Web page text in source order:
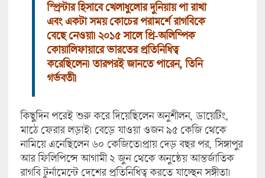
স্প্রিন্টার হিসাবে খেলাধুলোর দুনিয়ায় পা রাখা
এবং একটা সময় কোচের পরামর্শে রাগবিকে
বেছে নেওয়া। ২০১৫ সালে প্রি-অলিম্পিক
কোয়ালিফায়ারে ভারতের প্রতিনিধিত্ব
করেছিলেন। তারপরই জানতে পারেন, তিনি
গর্ভবতী।
কিছুদিন পরেই শুরু করে দিয়েছিলেন অনুশীলন, ডায়েটিং,
মাঠে ফেরার লড়াই। বেড়ে যাওয়া ওজন ৯৫ কেজি থেকে
নামিয়ে এনেছিলেন ৬০ কেজিতে।প্রায় দেড় বছর পর, সিঙ্গাপুর
আর ফিলিপিন্সে আগামী ২ জুন থেকে অনুষ্ঠেয় আন্তর্জাতিক
রাগবি টুর্নামেন্টে দেশের প্রতিনিধিত্ব করতে যাচ্ছেন সঙ্গীতা।